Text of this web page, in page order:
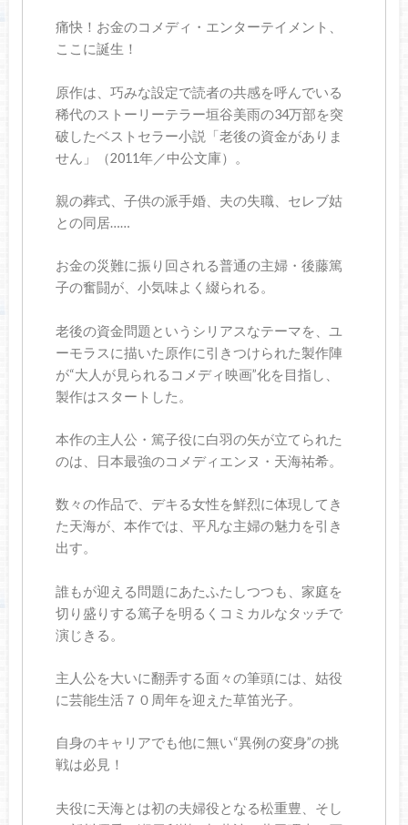
痛快！お金のコメディ・エンターテイメント、
ここに誕生！
原作は、巧みな設定で読者の共感を呼んでいる
稀代のストーリーテラー垣谷美雨の34万部を突
破したベストセラー小説「老後の資金がありま
せん」（2011年／中公文庫）。
親の葬式、子供の派手婚、夫の失職、セレブ姑
との同居……
お金の災難に振り回される普通の主婦・後藤篤
子の奮闘が、小気味よく綴られる。
老後の資金問題というシリアスなテーマを、ユ
ーモラスに描いた原作に引きつけられた製作陣
が“大人が見られるコメディ映画”化を目指し、
製作はスタートした。
本作の主人公・篤子役に白羽の矢が立てられた
のは、日本最強のコメディエンヌ・天海祐希。
数々の作品で、デキる女性を鮮烈に体現してき
た天海が、本作では、平凡な主婦の魅力を引き
出す。
誰もが迎える問題にあたふたしつつも、家庭を
切り盛りする篤子を明るくコミカルなタッチで
演じきる。︎
主人公を大いに翻弄する面々の筆頭には、姑役
に芸能生活７０周年を迎えた草笛光子。
自身のキャリアでも他に無い“異例の変身”の挑
戦は必見！
夫役に天海とは初の夫婦役となる松重豊、そし